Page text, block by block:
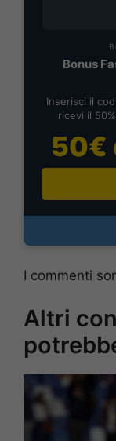
Bonus
Inserisci il
ricevi il
50€
I commenti
Altri